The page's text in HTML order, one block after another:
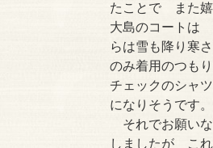
たことで また嬉
大島のコートは
らは雪も降り寒
のみ着用のつもり
チェックのシャ
になりそうです。
それでお願い
しましたが こ